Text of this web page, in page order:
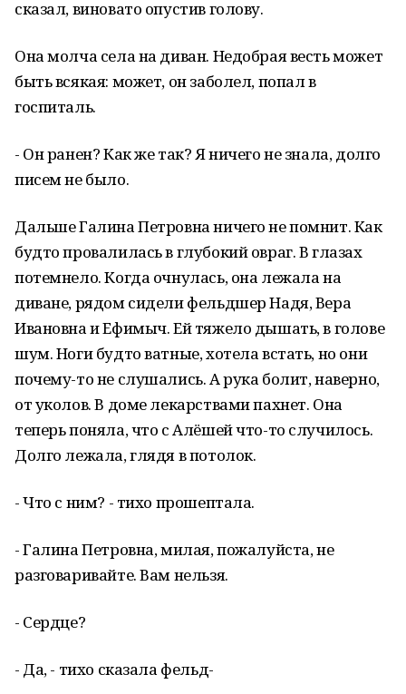
сказал, виновато опустив голову.
Она молча села на диван. Недобрая весть может
быть всякая: может, он заболел, попал в
госпиталь.
- Он ранен? Как же так? Я ничего не знала, долго
писем не было.
Дальше Галина Петровна ничего не помнит. Как
будто провалилась в глубокий овраг. В глазах
потемнело. Когда очнулась, она лежала на
диване, рядом сидели фельдшер Надя, Вера
Ивановна и Ефимыч. Ей тяжело дышать, в голове
шум. Ноги будто ватные, хотела встать, но они
почему-то не слушались. А рука болит, наверно,
от уколов. В доме лекарствами пахнет. Она
теперь поняла, что с Алёшей что-то случилось.
Долго лежала, глядя в потолок.
- Что с ним? - тихо прошептала.
- Галина Петровна, милая, пожалуйста, не
разговаривайте. Вам нельзя.
- Сердце?
- Да, - тихо сказала фельд-